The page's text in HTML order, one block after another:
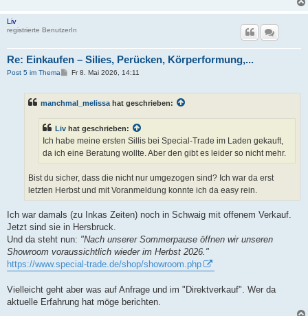
Liv
registrierte BenutzerIn
Re: Einkaufen – Silies, Perücken, Körperformung,...
Post 5 im Thema
B
r
Fr 8. Mai 2026, 14:11
manchmal_melissa hat geschrieben:
Liv hat geschrieben:
Ich habe meine ersten Sillis bei Special-Trade im Laden gekauft,
da ich eine Beratung wollte. Aber den gibt es leider so nicht mehr.
Bist du sicher, dass die nicht nur umgezogen sind? Ich war da erst
letzten Herbst und mit Voranmeldung konnte ich da easy rein.
Ich war damals (zu Inkas Zeiten) noch in Schwaig mit offenem Verkauf.
Jetzt sind sie in Hersbruck.
Und da steht nun: "Nach unserer Sommerpause öffnen wir unseren
Showroom voraussichtlich wieder im Herbst 2026."
https://www.special-trade.de/shop/showroom.php
Vielleicht geht aber was auf Anfrage und im "Direktverkauf". Wer da
aktuelle Erfahrung hat möge berichten.